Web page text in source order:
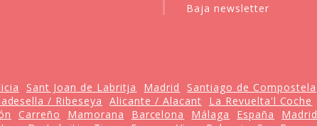
Baja newsletter
Sant Joan de Labritja Madrid Santiago de Compostela
/ Ribeseya Alicante / Alacant La Revuelta'l Coche
Carreño Mamorana Barcelona Málaga España Madrid